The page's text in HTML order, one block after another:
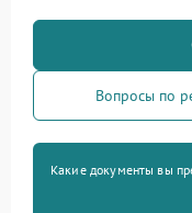
Вопросы по
Какие документы вы